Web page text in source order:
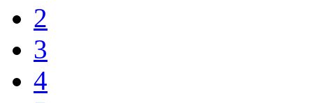
2
3
4